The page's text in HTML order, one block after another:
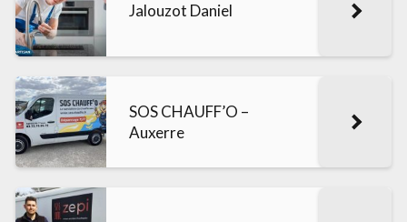
Jalouzot Daniel
SOS CHAUFF’O –
Auxerre